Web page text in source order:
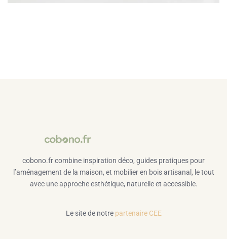
cobono.fr combine inspiration déco, guides pratiques pour
l’aménagement de la maison, et mobilier en bois artisanal, le tout
avec une approche esthétique, naturelle et accessible.
Le site de notre partenaire CEE